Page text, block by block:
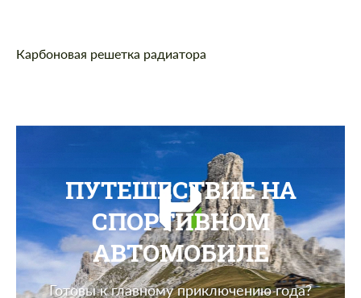
Описание
Карбоновая решетка радиатора
ПУТЕШЕСТВИЕ НА
СПОРТИВНОМ
АВТОМОБИЛЕ
Готовы к главному приключению года?